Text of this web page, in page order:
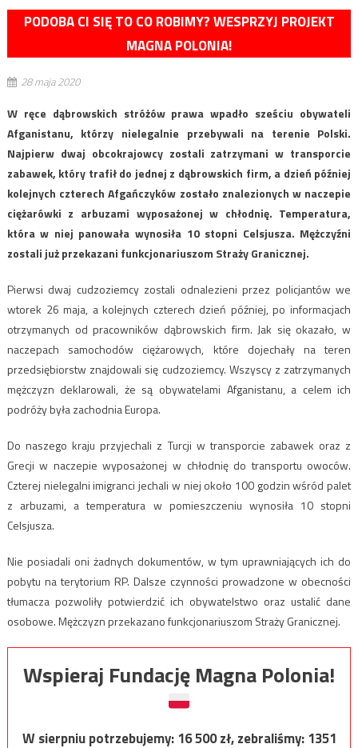
PODOBA CI SIĘ TO CO ROBIMY? WESPRZYJ PROJEKT
MAGNA POLONIA!
28 maja 2020
W ręce dąbrowskich stróżów prawa wpadło sześciu obywateli
Afganistanu, którzy nielegalnie przebywali na terenie Polski.
Najpierw dwaj obcokrajowcy zostali zatrzymani w transporcie
zabawek, który trafił do jednej z dąbrowskich firm, a dzień później
kolejnych czterech Afgańczyków zostało znalezionych w naczepie
ciężarówki z arbuzami wyposażonej w chłodnię. Temperatura,
która w niej panowała wynosiła 10 stopni Celsjusza. Mężczyźni
zostali już przekazani funkcjonariuszom Straży Granicznej.
Pierwsi dwaj cudzoziemcy zostali odnalezieni przez policjantów we
wtorek 26 maja, a kolejnych czterech dzień później, po informacjach
otrzymanych od pracowników dąbrowskich firm. Jak się okazało, w
naczepach samochodów ciężarowych, które dojechały na teren
przedsiębiorstw znajdowali się cudzoziemcy. Wszyscy z zatrzymanych
mężczyzn deklarowali, że są obywatelami Afganistanu, a celem ich
podróży była zachodnia Europa.
Do naszego kraju przyjechali z Turcji w transporcie zabawek oraz z
Grecji w naczepie wyposażonej w chłodnię do transportu owoców.
Czterej nielegalni imigranci jechali w niej około 100 godzin wśród palet
z arbuzami, a temperatura w pomieszczeniu wynosiła 10 stopni
Celsjusza.
Nie posiadali oni żadnych dokumentów, w tym uprawniających ich do
pobytu na terytorium RP. Dalsze czynności prowadzone w obecności
tłumacza pozwoliły potwierdzić ich obywatelstwo oraz ustalić dane
osobowe. Mężczyzn przekazano funkcjonariuszom Straży Granicznej.
Wspieraj Fundację Magna Polonia!
W sierpniu potrzebujemy:16 500zł, zebraliśmy:1351